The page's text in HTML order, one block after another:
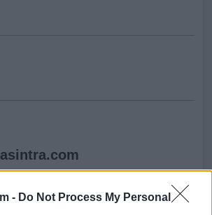
- Do Not Process My Personal